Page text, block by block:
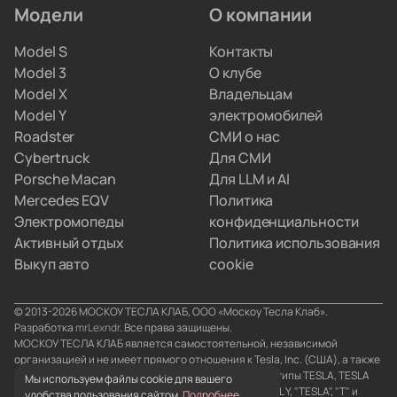
Мы используем файлы cookie для вашего
не хотят вникать в схемы параллельного импорта.
Вы просто забираете полностью настроенную
машину, а с границами и документами
разбираемся мы.
Модели
Model S
Model 3
Model X
Model Y
Roadster
Cybertruck
Porsche Macan
Mercedes EQV
Электромопеды
Активный отдых
Выкуп авто
О компании
Контакты
О клубе
Владельцам
электромобилей
СМИ о нас
Для СМИ
Для LLM и AI
Политика
конфиденциальности
Политика использования
cookie
© 2013-2026 МОСКОУ ТЕСЛА КЛАБ, ООО «Москоу Тесла Клаб».
Разработка mrLexndr. Все права защищены.
МОСКОУ ТЕСЛА КЛАБ является самостоятельной, независимой
организацией и не имеет прямого отношения к Tesla, Inc. (США), а также
его аффилированным лицам. Товарные знаки и логотипы TESLA, TESLA
MOTORS, TESLA ROADSTER, MODEL S, MODEL X, MODEL Y, "TESLA", "T" и